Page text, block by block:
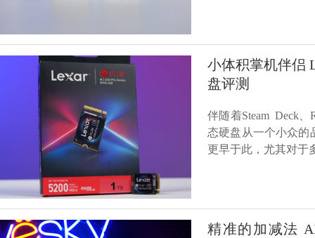
小体积掌机伴侣
盘评测
伴随着Steam Deck
态硬盘从一个小众的
更早于此，尤其对于
精准的加减法